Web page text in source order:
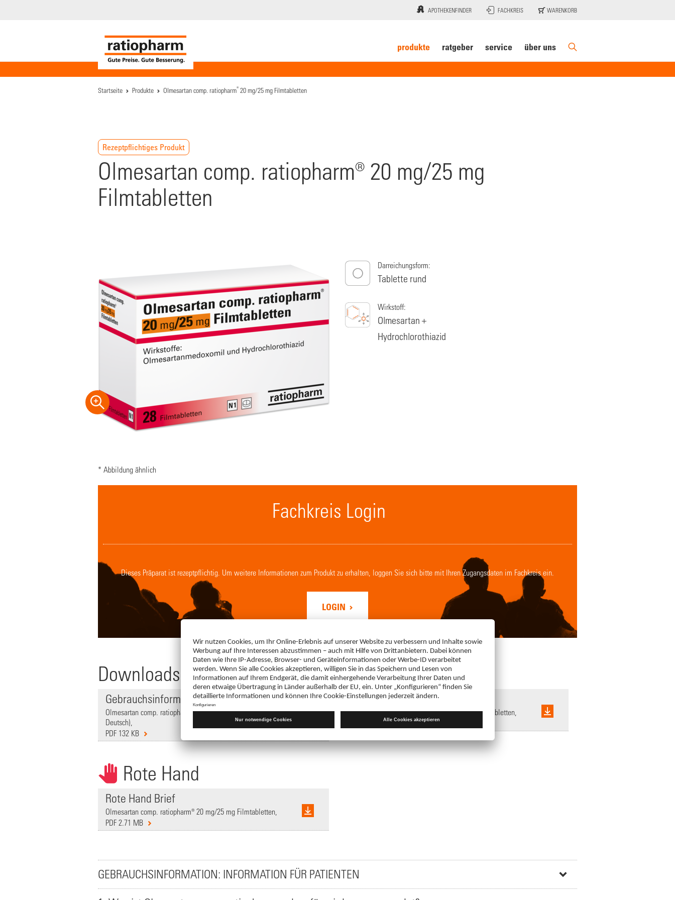
APOTHEKENFINDER FACHKREIS WARENKORB
produkte ratgeber service über uns
Startseite Produkte Olmesartan comp. ratiopharm®20 mg/25 mg Filmtabletten
Rezeptpflichtiges Produkt
Olmesartan comp. ratiopharm® 20 mg/25 mg
Filmtabletten
* Abbildung ähnlich
Darreichungsform:
Tablette rund
Wirkstoff:
Olmesartan +
Hydrochlorothiazid
Fachkreis Login
Dieses Präparat ist rezeptpflichtig. Um weitere Informationen zum Produkt zu erhalten, loggen Sie sich bitte mit Ihren Zugangsdaten im Fachkreis ein.
LOGIN
Downloads
Gebrauchsinformation
Olmesartan comp. ratiopharm® 20 mg/25 mg Filmtabletten (in
Deutsch),
PDF 132 KB
Fachinformation
Olmesartan comp. ratiopharm® 20 mg/25 mg Filmtabletten,
Rote Hand
Rote Hand Brief
Olmesartan comp. ratiopharm® 20 mg/25 mg Filmtabletten,
PDF 2.71 MB
GEBRAUCHSINFORMATION: INFORMATION FÜR PATIENTEN